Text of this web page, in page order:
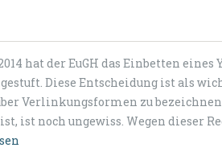
hat der EuGH das Einbetten eines
Diese Entscheidung ist als
Verlinkungsformen zu
ist noch ungewiss. Wegen dieser